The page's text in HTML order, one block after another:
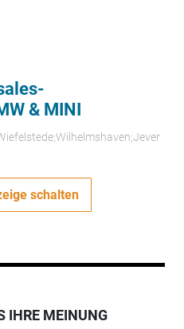
& MINI
schalten
IHRE MEINUNG